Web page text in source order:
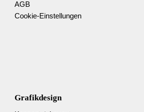
AGB
Cookie-Einstellungen
Grafikdesign